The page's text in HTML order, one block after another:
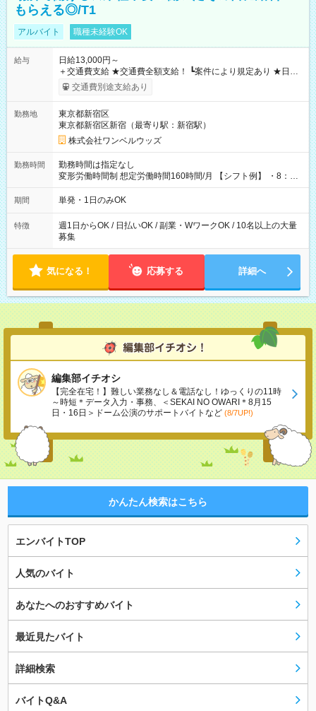
もらえる◎/T1
アルバイト 職種未経験OK
給与
日給13,000円～
＋交通費支給 ★交通費全額支給！ ┗案件により規定あり ★日払
いOK！（規定あり） ┗働いたその日に現金GET♪ お仕事後はコ
ンビニATMから 日払い分を引き落とせます！ 【試用期間】試
交通費別途支給あり
勤務地
東京都新宿区
東京都新宿区新宿（最寄り駅：新宿駅）
株式会社ワンベルウッズ
勤務時間
勤務時間は指定なし
変形労働時間制 想定労働時間160時間/月 【シフト例】 ・8：00
～21：00
期間 単発・1日のみOK
特徴
週1日からOK / 日払いOK / 副業・WワークOK / 10名以上の大量
募集
気になる！ 応募する 詳細へ
編集部イチオシ
【完全在宅！】難しい業務なし＆電話なし！ゆっくりの11時
～時短＊データ入力・事務、＜SEKAI NO OWARI＊8月15
日・16日＞ドーム公演のサポートバイトなど (8/7UP!)
かんたん検索はこちら
エンバイトTOP
人気のバイト
あなたへのおすすめバイト
最近見たバイト
詳細検索
バイトQ&A